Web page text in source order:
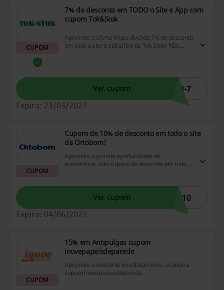
CUPOM
7% de desconto em TODO o Site e App com
cupom Tok&Stok
Aproveite a oferta imperdível de 7% de desconto
em todo o site e aplicativo da Tok Stok! Não
Ver cupom
N-7
Expira: 23/03/2027
CUPOM
Cupom de 10% de desconto em todo o site
da Ortobom!
Aproveite a grande oportunidade de
economizar com cupons de desconto em todo o
dinheiro no seu bolso.
Ver cupom
e10
Expira: 04/06/2027
CUPOM
15% em Antipulgas cupom
inovepapeisdeparede
Aproveite o desconto imediatamente, usando a
cupom inovepapeisdeparede.